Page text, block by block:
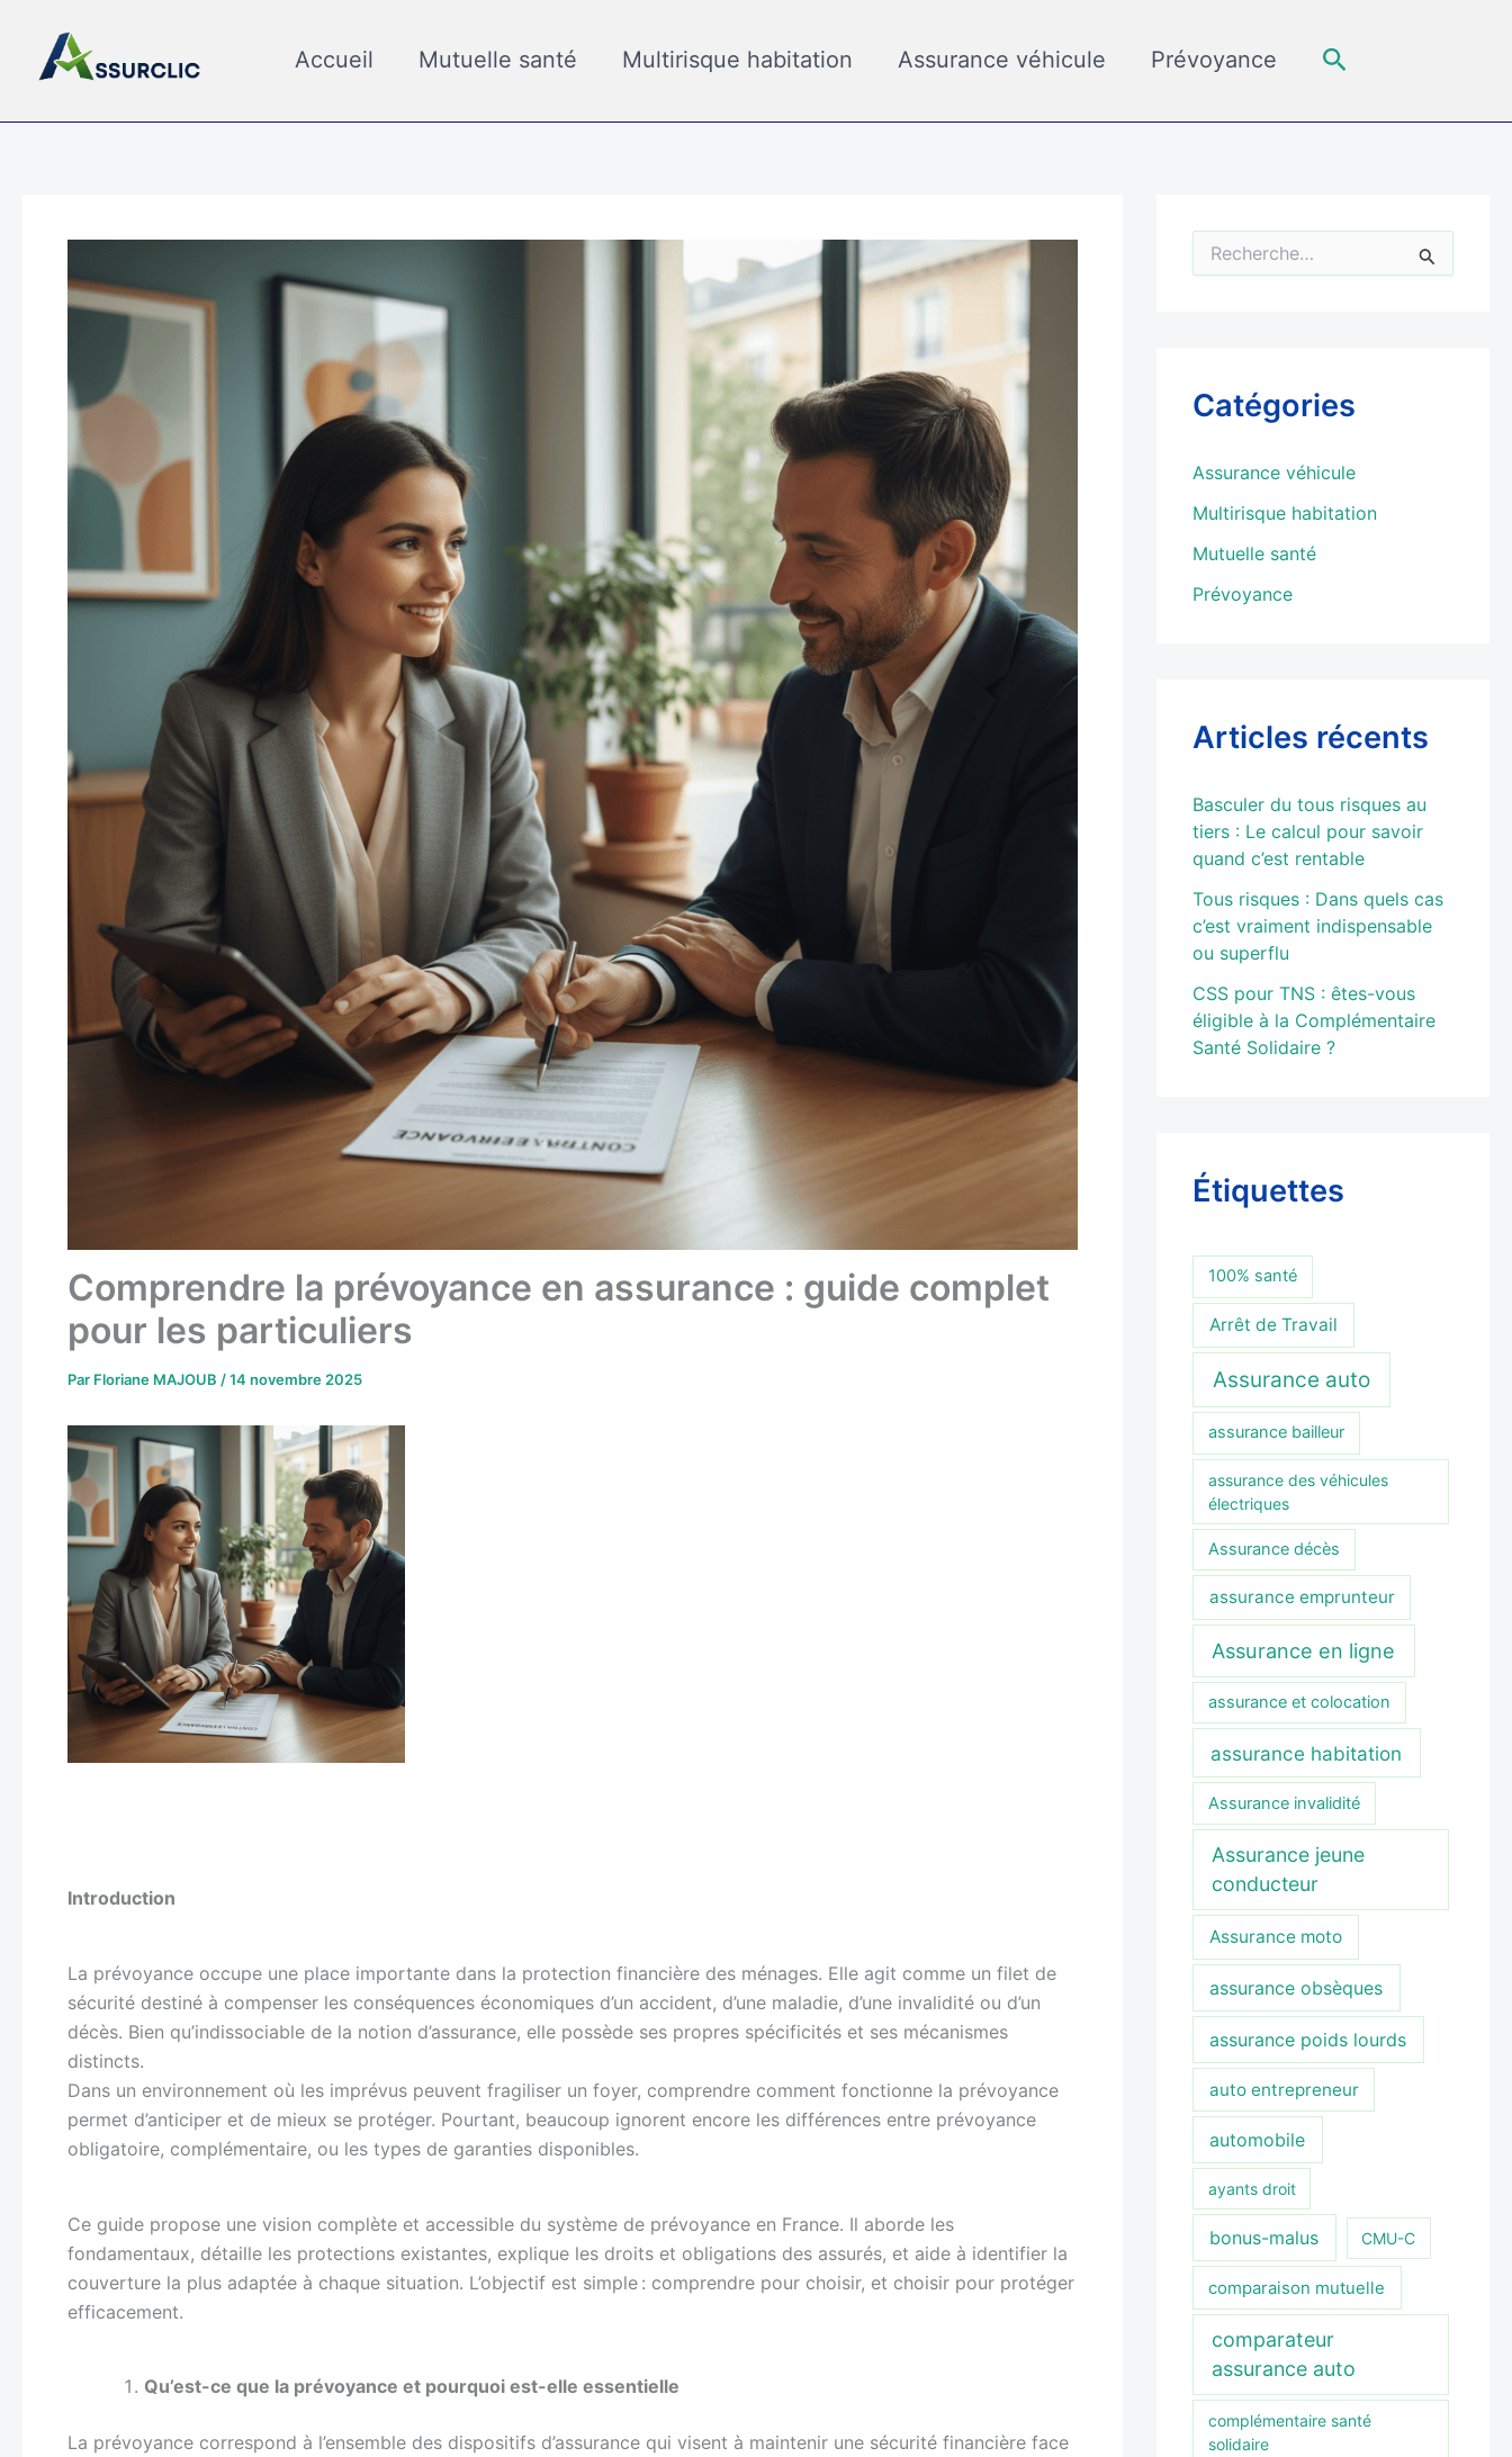
contenu
Accueil Mutuelle santé Multirisque habitation Assurance véhicule Prévoyance Rechercher
Comprendre la prévoyance en assurance : guide complet
pour les particuliers
Par Floriane MAJOUB /14 novembre 2025
Introduction
La prévoyance occupe une place importante dans la protection financière des ménages. Elle agit comme un filet de
sécurité destiné à compenser les conséquences économiques d’un accident, d’une maladie, d’une invalidité ou d’un
décès. Bien qu’indissociable de la notion d’assurance, elle possède ses propres spécificités et ses mécanismes
distincts.
Dans un environnement où les imprévus peuvent fragiliser un foyer, comprendre comment fonctionne la prévoyance
permet d’anticiper et de mieux se protéger. Pourtant, beaucoup ignorent encore les différences entre prévoyance
obligatoire, complémentaire, ou les types de garanties disponibles.
Ce guide propose une vision complète et accessible du système de prévoyance en France. Il aborde les
fondamentaux, détaille les protections existantes, explique les droits et obligations des assurés, et aide à identifier la
couverture la plus adaptée à chaque situation. L’objectif est simple : comprendre pour choisir, et choisir pour protéger
efficacement.
Qu’est-ce que la prévoyance et pourquoi est-elle essentielle
La prévoyance correspond à l’ensemble des dispositifs d’assurance qui visent à maintenir une sécurité financière face
e
h
Catégories
Assurance véhicule
Multirisque habitation
Mutuelle santé
Prévoyance
Articles récents
Basculer du tous risques au
tiers : Le calcul pour savoir
quand c’est rentable
Tous risques : Dans quels cas
c’est vraiment indispensable
ou superflu
CSS pour TNS : êtes-vous
éligible à la Complémentaire
Santé Solidaire ?
Étiquettes
100% santé
Arrêt de Travail
Assurance auto
assurance bailleur
assurance des véhicules
électriques
Assurance décès
assurance emprunteur
Assurance en ligne
assurance et colocation
assurance habitation
Assurance invalidité
Assurance jeune
conducteur
Assurance moto
assurance obsèques
assurance poids lourds
auto entrepreneur
automobile
ayants droit
bonus-malus CMU-C
comparaison mutuelle
comparateur
assurance auto
complémentaire santé
solidaire